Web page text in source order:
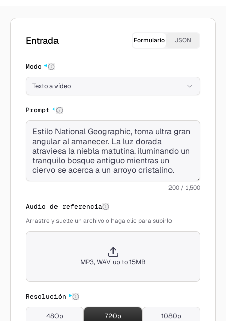
Crear con Wan 2.5
Entrada Formulario JSON
Modo *
Texto a vídeo
Prompt *
200 / 1,500
Audio de referencia
Arrastre y suelte un archivo o haga clic para subirlo
MP3, WAV up to 15MB
Resolución *
480p 720p 1080p